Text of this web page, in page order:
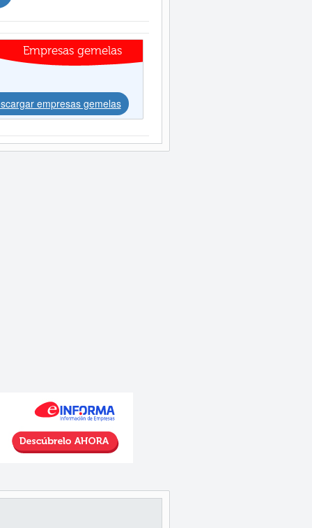
Empresas gemelas
empresas gemelas